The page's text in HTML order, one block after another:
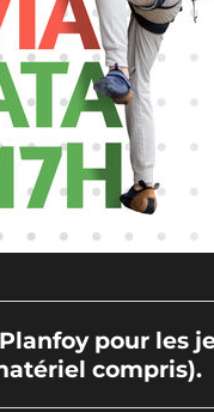
pour les
compris).